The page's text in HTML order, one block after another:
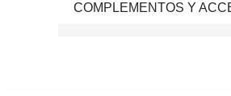
COMPLEMENTOS Y